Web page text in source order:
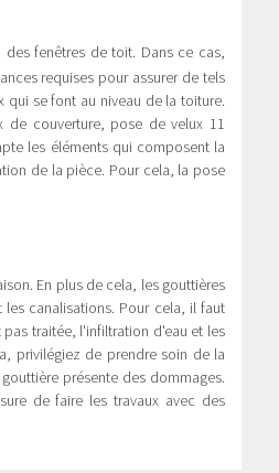
fenêtres de toit. Dans ce cas,
requises pour assurer de tels
qui se font au niveau de la toiture.
de couverture, pose de velux 11
les éléments qui composent la
de la pièce. Pour cela, la pose
En plus de cela, les gouttières
canalisations. Pour cela, il faut
pas traitée, l'infiltration d'eau et les
privilégiez de prendre soin de la
présente des dommages.
de faire les travaux avec des